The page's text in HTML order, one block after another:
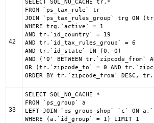
42
SELECT SQL_NO_CACHE tr.*
FROM `ps_tax_rule` tr
JOIN `ps_tax_rules_group` trg ON
WHERE trg.`active` = 1
AND tr.`id_country` = 19
AND tr.`id_tax_rules_group` = 6
AND tr.`id_state` IN (0, 0)
AND ('0' BETWEEN tr.`zipcode_from`
OR (tr.`zipcode_to` = 0 AND
ORDER BY tr.`zipcode_from` DESC,
33
SELECT SQL_NO_CACHE *
FROM `ps_group` a
LEFT JOIN `ps_group_shop` `c` ON
WHERE (a.`id_group` = 1) LIMIT 1